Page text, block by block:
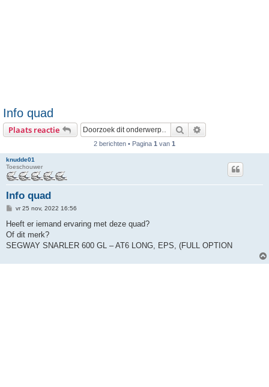
Info quad
Plaats reactie Zoek
2 berichten • Pagina 1 van 1
knudde01
Toeschouwer
Info quad
B
r
c
h
vr 25 nov, 2022 16:56
Heeft er iemand ervaring met deze quad?
Of dit merk?
SEGWAY SNARLER 600 GL – AT6 LONG, EPS, (FULL OPTION